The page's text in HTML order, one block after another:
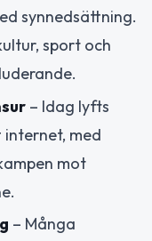
synnedsättning.
sport och
– Idag lyfts
med
mot
– Många